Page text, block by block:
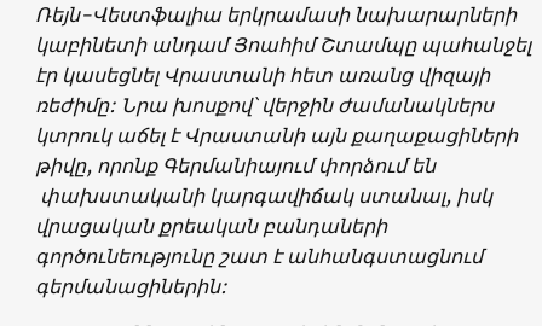
Ռեյն-Վեստֆալիա երկրամասի նախարարների
կաբինետի անդամ Յոահիմ Շտամպը պահանջել
էր կասեցնել Վրաստանի հետ առանց վիզայի
ռեժիմը: Նրա խոսքով՝ վերջին ժամանակներս
կտրուկ աճել է Վրաստանի այն քաղաքացիների
թիվը, որոնք Գերմանիայում փորձում են
փախստականի կարգավիճակ ստանալ, իսկ
վրացական քրեական բանդաների
գործունեությունը շատ է անհանգստացնում
գերմանացիներին: